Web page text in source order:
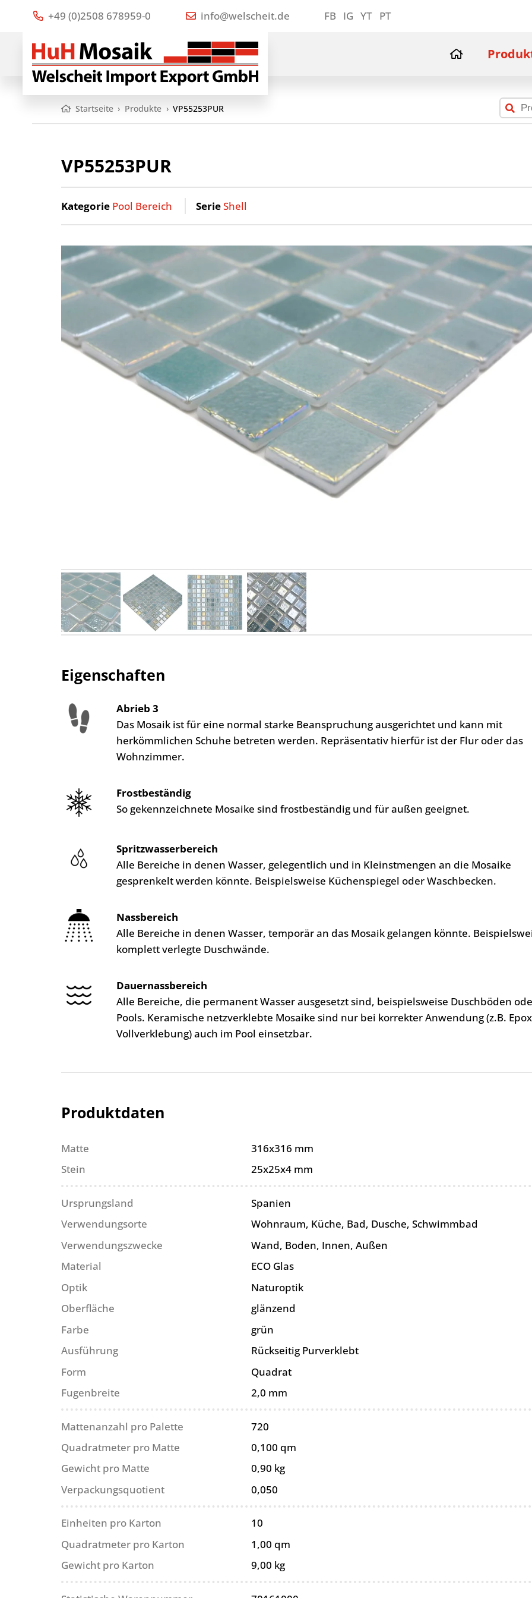
+49 (0)2508 678959-0 info@welscheit.de FB IG YT PT
Startseite › Produkte › VP55253PUR
VP55253PUR
Kategorie Pool Bereich SerieShell
Eigenschaften
Abrieb 3
Das Mosaik ist für eine normal starke Beanspruchung ausgerichtet und kann mit
herkömmlichen Schuhe betreten werden. Repräsentativ hierfür ist der Flur oder das
Wohnzimmer.
Frostbeständig
So gekennzeichnete Mosaike sind frostbeständig und für außen geeignet.
Spritzwasserbereich
Alle Bereiche in denen Wasser, gelegentlich und in Kleinstmengen an die Mosaike
gesprenkelt werden könnte. Beispielsweise Küchenspiegel oder Waschbecken.
Nassbereich
Alle Bereiche in denen Wasser, temporär an das Mosaik gelangen könnte.
komplett verlegte Duschwände.
Dauernassbereich
Alle Bereiche, die permanent Wasser ausgesetzt sind, beispielsweise Duschböden
Pools. Keramische netzverklebte Mosaike sind nur bei korrekter Anwendung (z.B.
Vollverklebung) auch im Pool einsetzbar.
Produktdaten
Matte
316x316 mm
Stein
25x25x4 mm
Ursprungsland
Spanien
Verwendungsorte
Wohnraum, Küche, Bad, Dusche, Schwimmbad
Verwendungszwecke
Wand, Boden, Innen, Außen
Material
ECO Glas
Optik
Naturoptik
Oberfläche
glänzend
Farbe
grün
Ausführung
Rückseitig Purverklebt
Form
Quadrat
Fugenbreite
2,0 mm
Mattenanzahl pro Palette
720
Quadratmeter pro Matte
0,100 qm
Gewicht pro Matte
0,90 kg
Verpackungsquotient
0,050
Einheiten pro Karton
10
Quadratmeter pro Karton
1,00 qm
Gewicht pro Karton
9,00 kg